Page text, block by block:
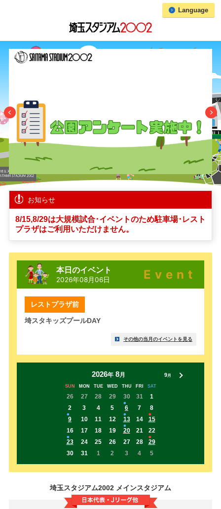
Language
お知らせ
8/15,8/29は大規模試合･イベントのため駐車場･レスト
プラザはご利用いただけません。
本日のイベント Event
2026年08月06日
レストプラザ前
埼スタキッズプールDAY
その他の当月のイベントを見る
2026年 8月 9 月
SUN MON TUE WED THU FRI SAT
26 27 28 29 30 31
1
2
3 4 5 6 7
8
9
10 11 12 13 14
15
16
17 18 19 20 21
22
23
24 25 26 27 28
29
30
31 1 2 3 4 5
埼玉スタジアム2002 メインスタジアム